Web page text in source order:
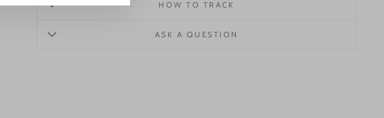
HOW TO TRACK
ASK A QUESTION